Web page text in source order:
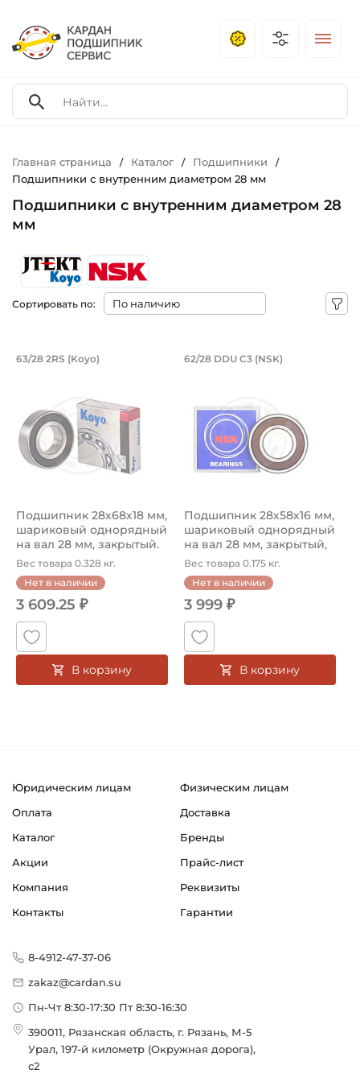
Главная страница / Каталог / Подшипники /
Подшипники с внутренним диаметром 28 мм
Подшипники с внутренним диаметром 28
мм
Сортировать по:
Подшипник 28х68х18 мм, шариковый
63/28 2RS (Koyo)
Подшипник 28х68х18 мм,
шариковый однорядный
на вал 28 мм, закрытый.
Арт...
Вес товара 0.328 кг.
Нет в наличии
3 609.25 ₽
В корзину
Подшипник
62/28 DDU C3 (NSK)
Подшипник 28х58х16 мм,
шариковый однорядный
на вал 28 мм, закрытый,
уве...
Вес товара 0.175 кг.
Нет в наличии
3 999 ₽
В корзину
Юридическим лицам
Физическим лицам
Оплата
Доставка
Каталог
Бренды
Акции
Прайс-лист
Компания
Реквизиты
Контакты
Гарантии
8-4912-47-37-06
zakaz@cardan.su
Пн-Чт 8:30-17:30 Пт 8:30-16:30
390011, Рязанская область, г. Рязань, М-5
Урал, 197-й километр (Окружная дорога),
с2